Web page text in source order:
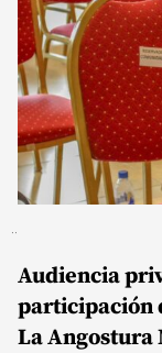
Audiencia
participación
La Angostura